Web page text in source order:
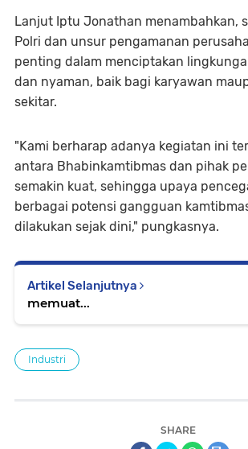
Lanjut Iptu Jonathan menambahkan,
Polri dan unsur pengamanan
penting dalam menciptakan
dan nyaman, baik bagi karyawan
sekitar.
"Kami berharap adanya kegiatan ini
antara Bhabinkamtibmas dan pihak
semakin kuat, sehingga upaya
berbagai potensi gangguan
dilakukan sejak dini," pungkasnya.
Artikel Selanjutnya
memuat...
Industri
SHARE